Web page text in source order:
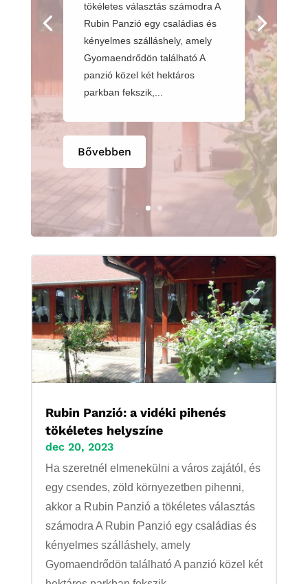
tökéletes választás számodra A
Rubin Panzió egy családias és
kényelmes szálláshely, amely
Gyomaendrődön található A
panzió közel két hektáros
parkban fekszik,...
Bővebben
Rubin Panzió: a vidéki pihenés
tökéletes helyszíne
dec 20, 2023
Ha szeretnél elmenekülni a város zajától, és
egy csendes, zöld környezetben pihenni,
akkor a Rubin Panzió a tökéletes választás
számodra A Rubin Panzió egy családias és
kényelmes szálláshely, amely
Gyomaendrődön található A panzió közel két